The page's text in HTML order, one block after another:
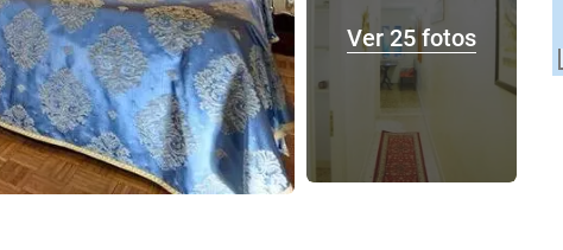
Ver 25 fotos